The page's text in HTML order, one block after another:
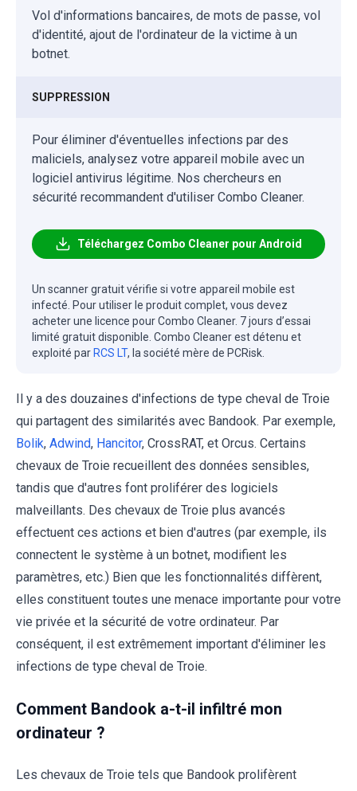
Vol d'informations bancaires, de mots de passe, vol
d'identité, ajout de l'ordinateur de la victime à un
botnet.
SUPPRESSION
Pour éliminer d'éventuelles infections par des
maliciels, analysez votre appareil mobile avec un
logiciel antivirus légitime. Nos chercheurs en
sécurité recommandent d'utiliser Combo Cleaner.
Téléchargez Combo Cleaner pour Android
Un scanner gratuit vérifie si votre appareil mobile est
infecté. Pour utiliser le produit complet, vous devez
acheter une licence pour Combo Cleaner. 7 jours d’essai
limité gratuit disponible. Combo Cleaner est détenu et
exploité par RCS LT, la société mère de PCRisk.
Il y a des douzaines d'infections de type cheval de Troie
qui partagent des similarités avec Bandook. Par exemple,
Bolik, Adwind, Hancitor, CrossRAT, et Orcus. Certains
chevaux de Troie recueillent des données sensibles,
tandis que d'autres font proliférer des logiciels
malveillants. Des chevaux de Troie plus avancés
effectuent ces actions et bien d'autres (par exemple, ils
connectent le système à un botnet, modifient les
paramètres, etc.) Bien que les fonctionnalités diffèrent,
elles constituent toutes une menace importante pour votre
vie privée et la sécurité de votre ordinateur. Par
conséquent, il est extrêmement important d'éliminer les
infections de type cheval de Troie.
Comment Bandook a-t-il infiltré mon
ordinateur ?
Les chevaux de Troie tels que Bandook prolifèrent